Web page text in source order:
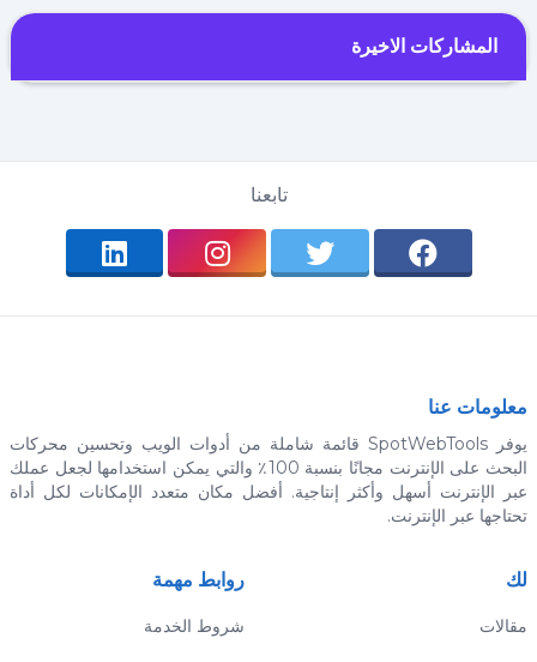
المشاركات الاخيرة
تابعنا
معلومات عنا
يوفر SpotWebTools قائمة شاملة من أدوات الويب وتحسين محركات
البحث على الإنترنت مجانًا بنسبة 100٪ والتي يمكن استخدامها لجعل عملك
عبر الإنترنت أسهل وأكثر إنتاجية. أفضل مكان متعدد الإمكانات لكل أداة
تحتاجها عبر الإنترنت.
لك
مقالات
روابط مهمة
شروط الخدمة